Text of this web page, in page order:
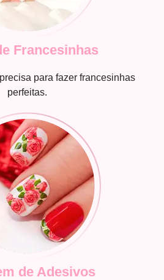
Francesinhas
para fazer francesinhas
perfeitas.
de Adesivos